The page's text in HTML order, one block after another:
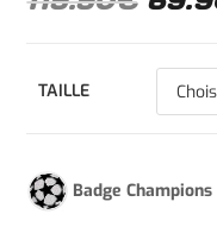
TAILLE
Badge Champions